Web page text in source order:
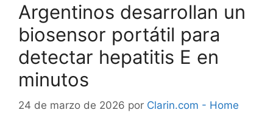
Argentinos desarrollan un
biosensor portátil para
detectar hepatitis E en
minutos
24 de marzo de 2026 por Clarin.com - Home